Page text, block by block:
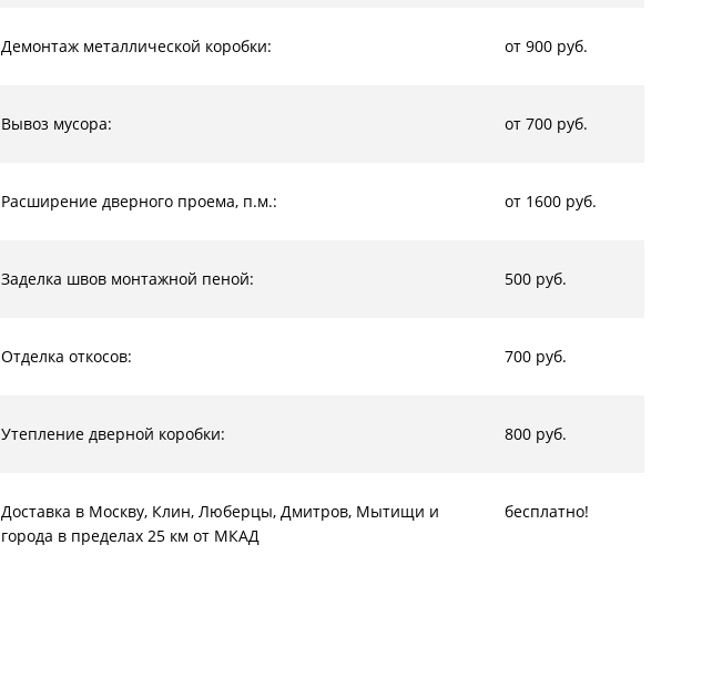
Демонтаж металлической коробки: от 900 руб.
Вывоз мусора: от 700 руб.
Расширение дверного проема, п.м.: от 1600 руб.
Заделка швов монтажной пеной: 500 руб.
Отделка откосов: 700 руб.
Утепление дверной коробки: 800 руб.
Доставка в Москву, Клин, Люберцы, Дмитров, Мытищи и
города в пределах 25 км от МКАД
бесплатно!